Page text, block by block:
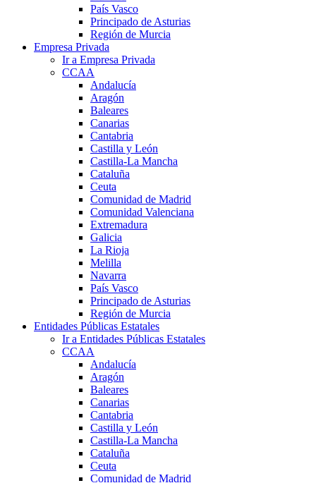
País Vasco
Principado de Asturias
Región de Murcia
Empresa Privada
Ir a Empresa Privada
CCAA
Andalucía
Aragón
Baleares
Canarias
Cantabria
Castilla y León
Castilla-La Mancha
Cataluña
Ceuta
Comunidad de Madrid
Comunidad Valenciana
Extremadura
Galicia
La Rioja
Melilla
Navarra
País Vasco
Principado de Asturias
Región de Murcia
Entidades Públicas Estatales
Ir a Entidades Públicas Estatales
CCAA
Andalucía
Aragón
Baleares
Canarias
Cantabria
Castilla y León
Castilla-La Mancha
Cataluña
Ceuta
Comunidad de Madrid